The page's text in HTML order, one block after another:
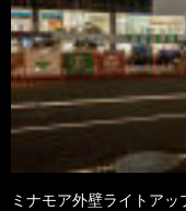
ミナモア外壁ライトアッ